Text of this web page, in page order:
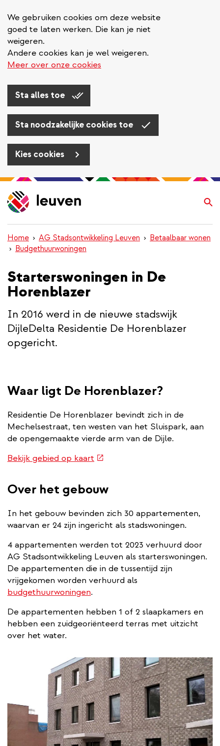
We gebruiken cookies om deze website
goed te laten werken. Die kan je niet
weigeren.
Andere cookies kan je wel weigeren.
Meer over onze cookies
Sta alles toe
Sta noodzakelijke cookies toe
Kies cookies
Overslaan
en
naar
inhoud
gaan
Home AG Stadsontwikkeling Leuven
Betaalbaar wonen
Budgethuurwoningen
Starterswoningen in De
Horenblazer
In 2016 werd in de nieuwe stadswijk
DijleDelta Residentie De Horenblazer
opgericht.
Waar ligt De Horenblazer?
Residentie De Horenblazer bevindt zich in de
Mechelsestraat, ten westen van het Sluispark, aan
de opengemaakte vierde arm van de Dijle.
Bekijk gebied op kaart (externe
Over het gebouw
In het gebouw bevinden zich 30 appartementen,
waarvan er 24 zijn ingericht als stadswoningen.
4 appartementen werden tot 2023 verhuurd door
AG Stadsontwikkeling Leuven als starterswoningen.
De appartementen die in de tussentijd zijn
vrijgekomen worden verhuurd als
budgethuurwoningen.
De appartementen hebben 1 of 2 slaapkamers en
hebben een zuidgeoriënteerd terras met uitzicht
over het water.